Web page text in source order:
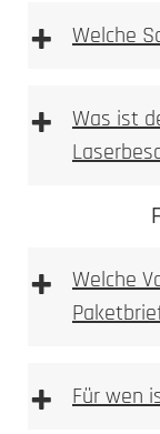
+ Welche
+
Was ist
+
Welche
+ Für wen